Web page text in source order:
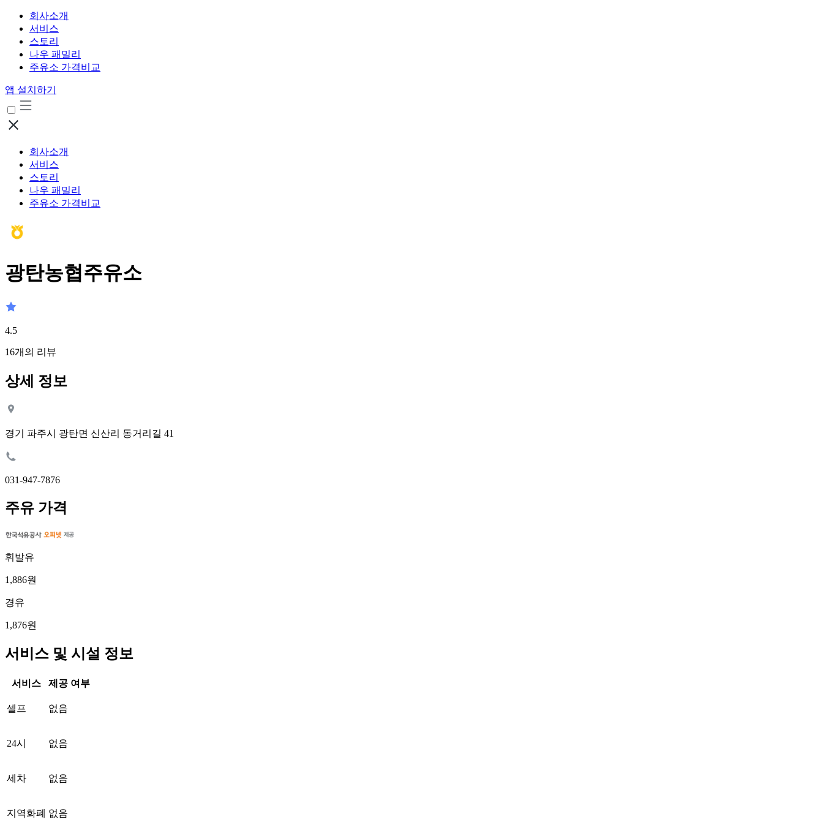
회사소개
서비스
스토리
나우 패밀리
주유소 가격비교
앱 설치하기
회사소개
서비스
스토리
나우 패밀리
주유소 가격비교
광탄농협주유소
4.5
16개의 리뷰
상세 정보
경기 파주시 광탄면 신산리 동거리길 41
031-947-7876
주유 가격
휘발유
1,886원
경유
1,876원
서비스 및 시설 정보
서비스 제공 여부
셀프 없음
24시 없음
세차 없음
지역화폐 없음